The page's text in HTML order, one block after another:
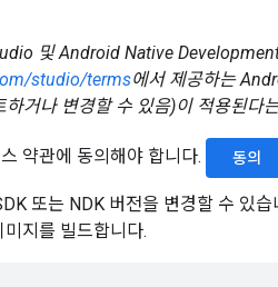
및 Android Native
studio/terms에서 제공하는
거나 변경할 수 있음)이 적용된다
약관에 동의해야 합니다. 동의
또는 NDK 버전을 변경할 수 있
지를 빌드합니다.